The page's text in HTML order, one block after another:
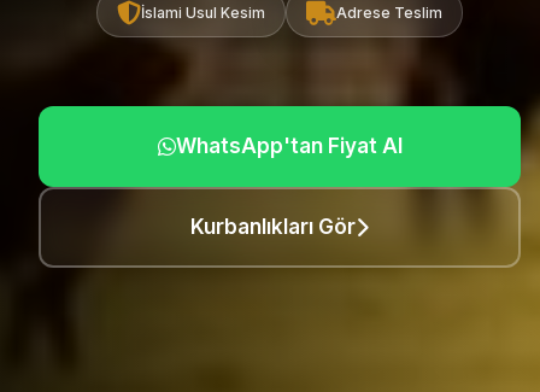
İslami Usul Kesim Adrese Teslim
WhatsApp'tan Fiyat Al
Kurbanlıkları Gör